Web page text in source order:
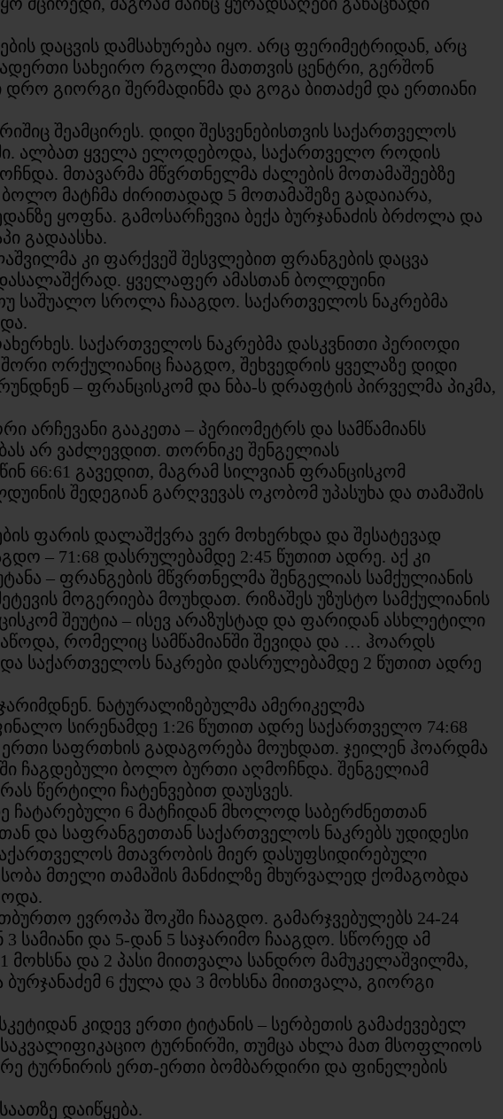
დაცვის დამსახურება იყო. არც ფერიმეტრიდან, არც
სახეირო რგოლი მათთვის ცენტრი, გერშონ
გიორგი შერმადინმა და გოგა ბითაძემ და ერთიანი
შეამცირეს. დიდი შესვენებისთვის საქართველოს
ალბათ ყველა ელოდებოდა, საქართველო როდის
მთავარმა მწვრთნელმა ძალების მოთამაშეებზე
მატჩმა ძირითადად 5 მოთამაშეზე გადაიარა,
ყოფნა. გამოსარჩევია ბექა ბურჯანაძის ბრძოლა და
გადაასხა.
კი ფარქვეშ შესვლებით ფრანგების დაცვა
ყველაფერ ამასთან ბოლდუინი
საშუალო სროლა ჩააგდო. საქართველოს ნაკრებმა
საქართველოს ნაკრებმა დასკვნითი პერიოდი
ორქულიანიც ჩააგდო, შეხვედრის ყველაზე დიდი
– ფრანცისკომ და ნბა-ს დრაფტის პირველმა პიკმა,
გააკეთა – პერიომეტრს და სამწამიანს
არ ვაძლევდით. თორნიკე შენგელიას
66:61 გავედით, მაგრამ სილვიან ფრანცისკომ
შედეგიან გარღვევას ოკობომ უპასუხა და თამაშის
ფარის დალაშქვრა ვერ მოხერხდა და შესატევად
– 71:68 დასრულებამდე 2:45 წუთით ადრე. აქ კი
– ფრანგების მწვრთნელმა შენგელიას სამქულიანის
მოგერიება მოუხდათ. რიზაშეს უზუსტო სამქულიანის
შეუტია – ისევ არაზუსტად და ფარიდან ასხლეტილი
რომელიც სამწამიანში შევიდა და … ჰოარდს
საქართველოს ნაკრები დასრულებამდე 2 წუთით ადრე
ნატურალიზებულმა ამერიკელმა
სირენამდე 1:26 წუთით ადრე საქართველო 74:68
ერთი საფრთხის გადაგორება მოუხდათ. ჯეილენ ჰოარდმა
ჩაგდებული ბოლო ბურთი აღმოჩნდა. შენგელიამ
წერტილი ჩატენვებით დაუსვეს.
ჩატარებული 6 მატჩიდან მხოლოდ საბერძნეთთან
და საფრანგეთთან საქართველოს ნაკრებს უდიდესი
მთავრობის მიერ დასუფსიდირებული
მთელი თამაშის მანძილზე მხურვალედ ქომაგობდა
ევროპა შოკში ჩააგდო. გამარჯვებულებს 24-24
და 5-დან 5 საჯარიმო ჩააგდო. სწორედ ამ
მოხსნა და 2 პასი მიითვალა სანდრო მამუკელაშვილმა,
6 ქულა და 3 მოხსნა მიითვალა, გიორგი
კიდევ ერთი ტიტანის – სერბეთის გამაძევებელ
ტურნირში, თუმცა ახლა მათ მსოფლიოს
ტურნირის ერთ-ერთი ბომბარდირი და ფინელების
დაიწყება.